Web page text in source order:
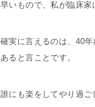
早いもので、私が臨床家
確実に言えるのは、40
あると言ことです。
誰にも楽をしてやり過ご